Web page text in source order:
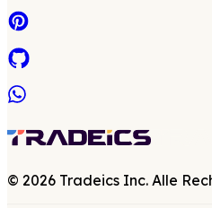
© 2026 Tradeics Inc. Alle